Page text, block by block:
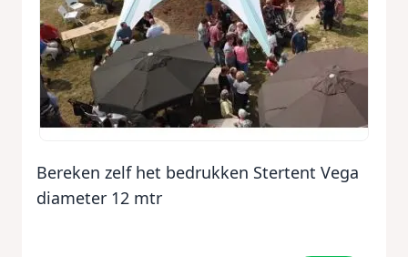
Bereken zelf het bedrukken Stertent Vega
diameter 12 mtr